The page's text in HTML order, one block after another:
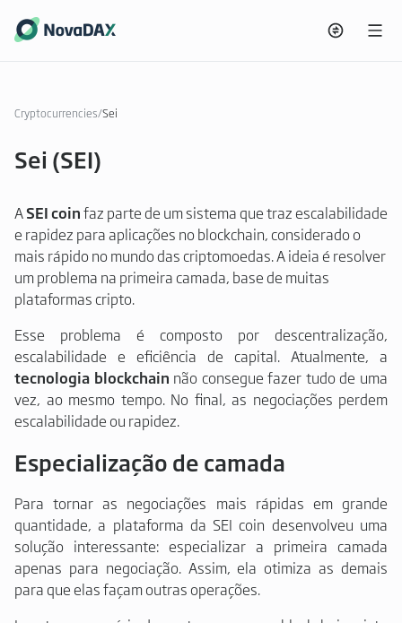
Cryptocurrencies/Sei
Sei (SEI)
ASEI coinfaz parte de um sistema que traz escalabilidade
e rapidez para aplicações no blockchain, considerado o
mais rápido no mundo das criptomoedas. A ideia é resolver
um problema na primeira camada, base de muitas
plataformas cripto.
Esse problema é composto por descentralização,
escalabilidade e eficiência de capital. Atualmente, a
tecnologia blockchain não consegue fazer tudo de uma
vez, ao mesmo tempo. No final, as negociações perdem
escalabilidade ou rapidez.
Especialização de camada
Para tornar as negociações mais rápidas em grande
quantidade, a plataforma da SEI coin desenvolveu uma
solução interessante: especializar a primeira camada
apenas para negociação. Assim, ela otimiza as demais
para que elas façam outras operações.